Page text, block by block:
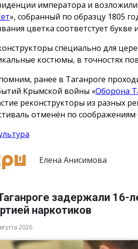
императора и возложили
», собранный по образцу 1805
цветка соответстует букве
специально для
костюмы, в точностях
ранее в Таганроге
Крымской войны «Оборона
реконструкторы из разных
отменён по соображениям
Елена Анисимова
задержали 16-
наркотиков
2026